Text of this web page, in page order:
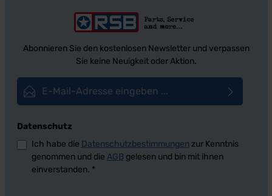
Abonnieren Sie den kostenlosen Newsletter und verpassen
Sie keine Neuigkeit oder Aktion.
Datenschutz
Ich habe die Datenschutzbestimmungen zur Kenntnis
genommen und die AGB gelesen und bin mit ihnen
einverstanden. *